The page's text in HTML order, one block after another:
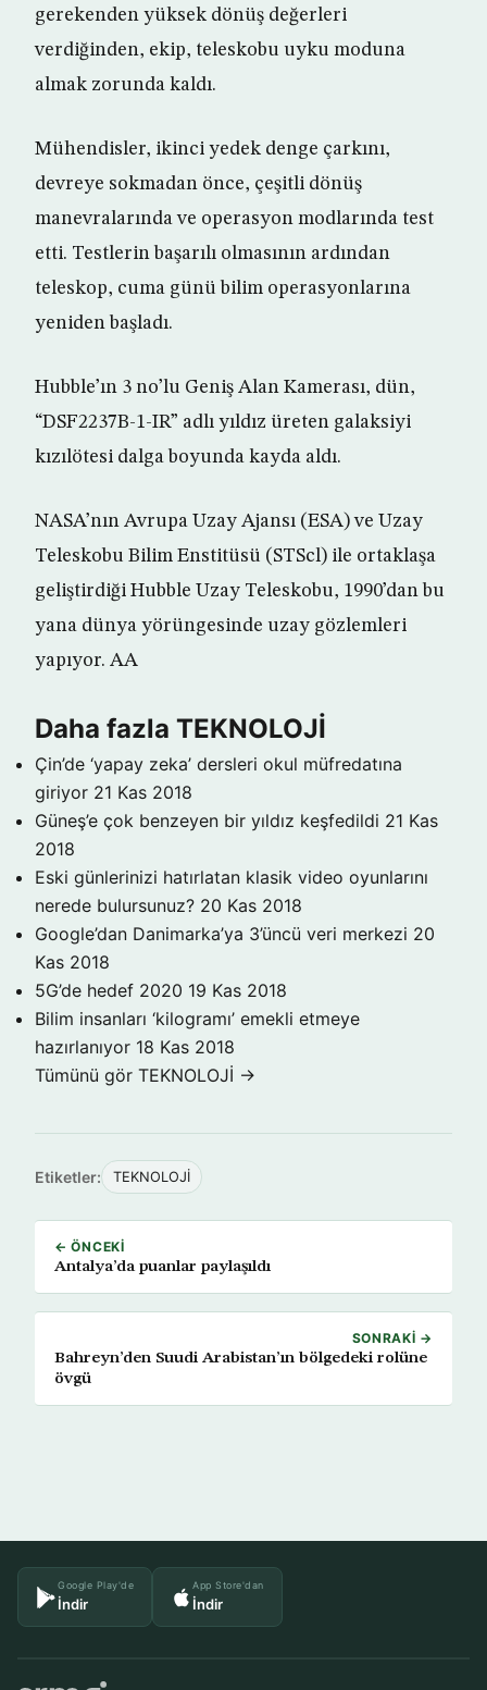
gerekenden yüksek dönüş değerleri
verdiğinden, ekip, teleskobu uyku moduna
almak zorunda kaldı.
Mühendisler, ikinci yedek denge çarkını,
devreye sokmadan önce, çeşitli dönüş
manevralarında ve operasyon modlarında test
etti. Testlerin başarılı olmasının ardından
teleskop, cuma günü bilim operasyonlarına
yeniden başladı.
Hubble’ın 3 no’lu Geniş Alan Kamerası, dün,
“DSF2237B-1-IR” adlı yıldız üreten galaksiyi
kızılötesi dalga boyunda kayda aldı.
NASA’nın Avrupa Uzay Ajansı (ESA) ve Uzay
Teleskobu Bilim Enstitüsü (STScl) ile ortaklaşa
geliştirdiği Hubble Uzay Teleskobu, 1990’dan bu
yana dünya yörüngesinde uzay gözlemleri
yapıyor. AA
Daha fazla TEKNOLOJİ
Çin’de ‘yapay zeka’ dersleri okul müfredatına
giriyor 21 Kas 2018
Güneş’e çok benzeyen bir yıldız keşfedildi 21 Kas
2018
Eski günlerinizi hatırlatan klasik video oyunlarını
nerede bulursunuz? 20 Kas 2018
Google’dan Danimarka’ya 3’üncü veri merkezi 20
Kas 2018
5G’de hedef 2020 19 Kas 2018
Bilim insanları ‘kilogramı’ emekli etmeye
hazırlanıyor 18 Kas 2018
Tümünü gör TEKNOLOJİ →
Etiketler: TEKNOLOJİ
← ÖNCEKI
Antalya’da puanlar paylaşıldı
SONRAKI →
Bahreyn’den Suudi Arabistan’ın bölgedeki rolüne
övgü
Google Play'de
İndir
App Store'dan
İndir